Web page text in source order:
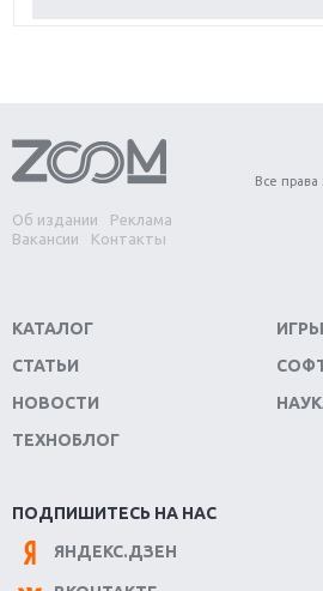
Обзор игры Forza Horizon 4:
Две важных новинки для
Divinity Original Sin 2
Switch
Обзор игры The Crew 2:
Важнейшие анонсы E3 2018
Крупнейшие релизы мая:
Об издании
Реклама
Вакансии
Контакты
Все
КАТАЛОГ
СТАТЬИ
НОВОСТИ
ТЕХНОБЛОГ
ИГРЫ
ПОДПИШИТЕСЬ НА НАС
ЯНДЕКС.ДЗЕН